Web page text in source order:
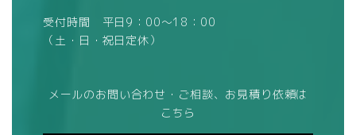
受付時間 平日9：00～18：00
（土・日・祝日定休）
メールのお問い合わせ・ご相談、お見積り依頼は
こちら